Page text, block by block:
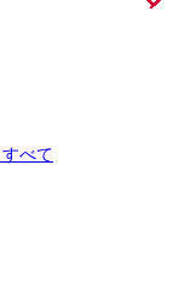
べて